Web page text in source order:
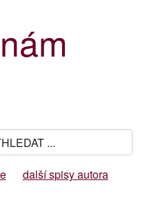
další spisy autora